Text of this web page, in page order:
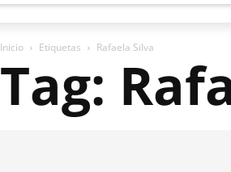
Inicio Etiquetas Rafaela Silva
Tag: